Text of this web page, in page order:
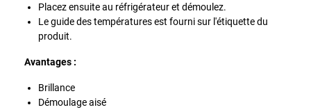
Placez ensuite au réfrigérateur et démoulez.
Le guide des températures est fourni sur l'étiquette du
produit.
Avantages :
Brillance
Démoulage aisé